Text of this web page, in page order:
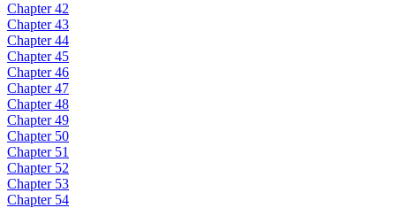
Chapter 42
Chapter 43
Chapter 44
Chapter 45
Chapter 46
Chapter 47
Chapter 48
Chapter 49
Chapter 50
Chapter 51
Chapter 52
Chapter 53
Chapter 54